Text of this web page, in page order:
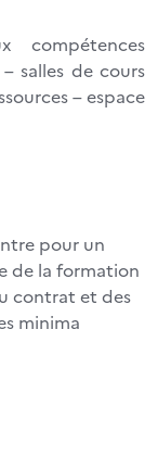
compétences
salles de cours
– espace
pour un
de la formation
contrat et des
minima